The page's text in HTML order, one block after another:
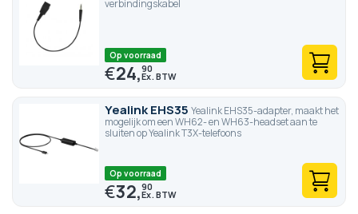
verbindingskabel
Op voorraad
€24,90
Yealink EHS35 Yealink EHS35-adapter, maakt het
mogelijk om een WH62- en WH63-headset aan te
sluiten op Yealink T3X-telefoons
Op voorraad
€32,90